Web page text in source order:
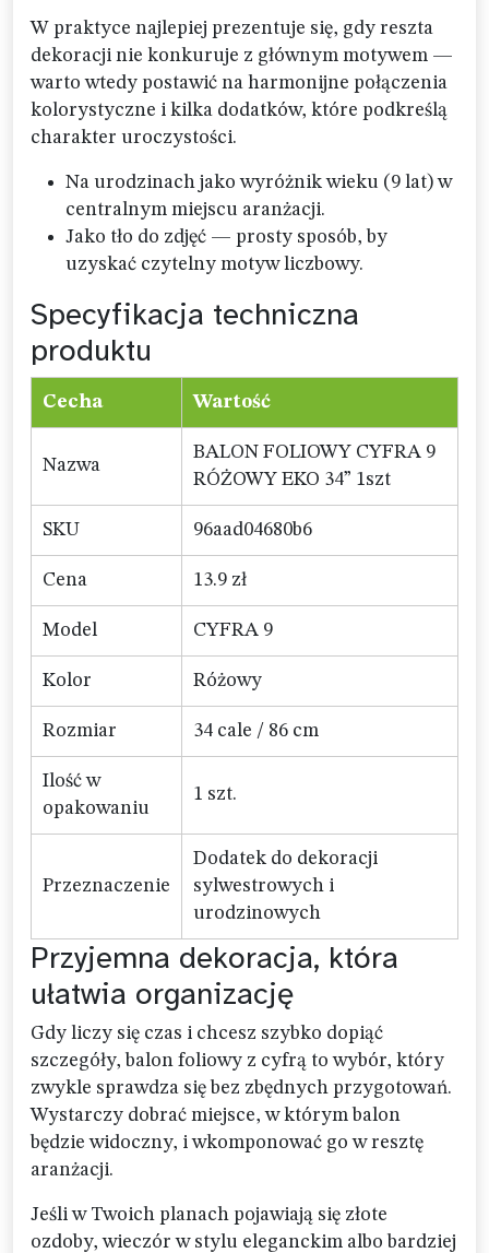
W praktyce najlepiej prezentuje się, gdy reszta
dekoracji nie konkuruje z głównym motywem —
warto wtedy postawić na harmonijne połączenia
kolorystyczne i kilka dodatków, które podkreślą
charakter uroczystości.
Na urodzinach jako wyróżnik wieku (9 lat) w
centralnym miejscu aranżacji.
Jako tło do zdjęć — prosty sposób, by
uzyskać czytelny motyw liczbowy.
Specyfikacja techniczna
produktu
Cecha Wartość
Nazwa
BALON FOLIOWY CYFRA 9
RÓŻOWY EKO 34” 1szt
SKU 96aad04680b6
Cena 13.9 zł
Model CYFRA 9
Kolor Różowy
Rozmiar 34 cale / 86 cm
Ilość w
opakowaniu
1 szt.
Przeznaczenie
Dodatek do dekoracji
sylwestrowych i
urodzinowych
Przyjemna dekoracja, która
ułatwia organizację
Gdy liczy się czas i chcesz szybko dopiąć
szczegóły, balon foliowy z cyfrą to wybór, który
zwykle sprawdza się bez zbędnych przygotowań.
Wystarczy dobrać miejsce, w którym balon
będzie widoczny, i wkomponować go w resztę
aranżacji.
Jeśli w Twoich planach pojawiają się złote
ozdoby, wieczór w stylu eleganckim albo bardziej